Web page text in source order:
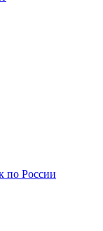
по России